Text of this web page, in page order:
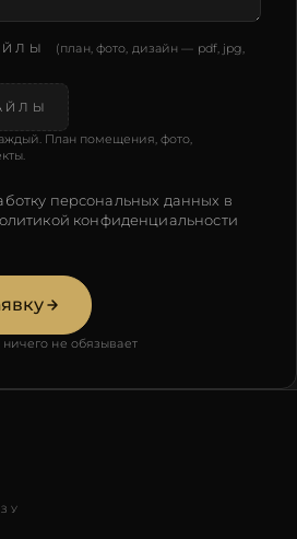
(план, фото, дизайн — pdf, jpg,
План помещения, фото,
персональных данных в
конфиденциальности
не обязывает